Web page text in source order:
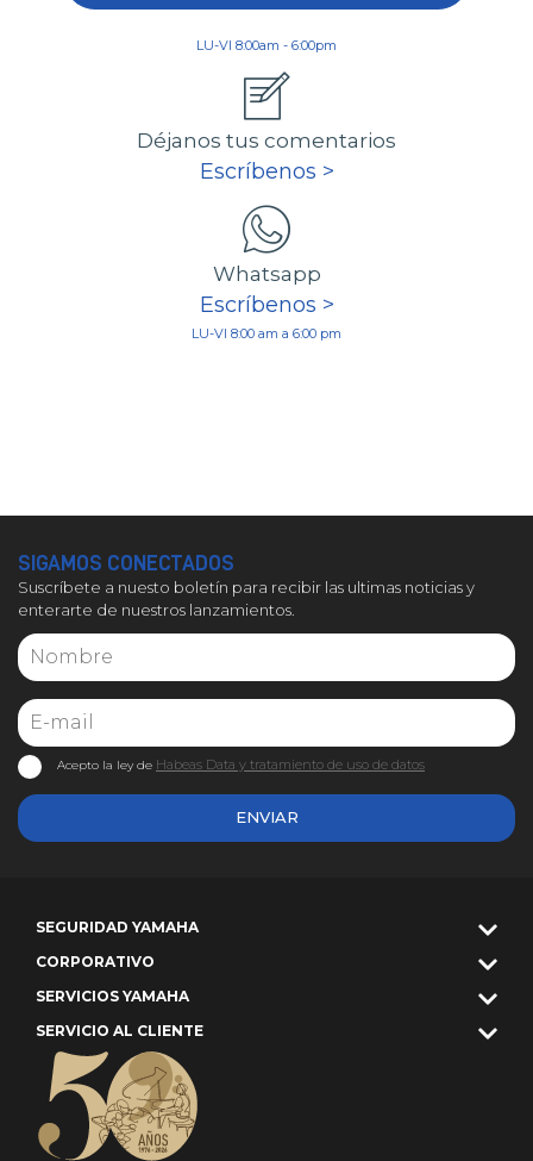
LU-VI 8:00am - 6:00pm
Déjanos tus comentarios
Escríbenos >
Whatsapp
Escríbenos >
LU-VI 8:00 am a 6:00 pm
SIGAMOS CONECTADOS
Suscríbete a nuesto boletín para recibir las ultimas noticias y
enterarte de nuestros lanzamientos.
ENVIAR
Acepto la ley de Habeas Data y tratamiento de uso de datos
SEGURIDAD YAMAHA
CORPORATIVO
SERVICIOS YAMAHA
SERVICIO AL CLIENTE